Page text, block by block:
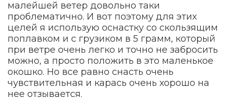
малейшей ветер довольно таки
проблематично. И вот поэтому для этих
целей я использую оснастку со скользящим
поплавком и с грузиком в 5 грамм, который
при ветре очень легко и точно не забросить
можно, а просто положить в это маленькое
окошко. Но все равно снасть очень
чувствительная и карась очень хорошо на
нее отзывается.